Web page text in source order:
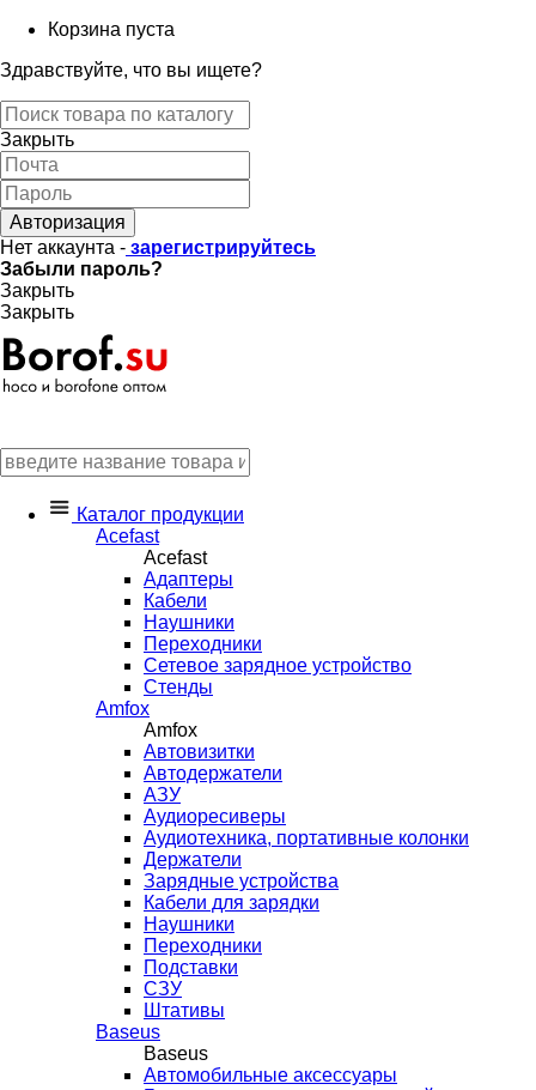
Корзина пуста
Здравствуйте, что вы ищете?
Закрыть
Авторизация
Нет аккаунта - зарегистрируйтесь
Забыли пароль?
Закрыть
Закрыть
Каталог продукции
Acefast
Acefast
Адаптеры
Кабели
Наушники
Переходники
Сетевое зарядное устройство
Стенды
Amfox
Amfox
Автовизитки
Автодержатели
АЗУ
Аудиоресиверы
Аудиотехника, портативные колонки
Держатели
Зарядные устройства
Кабели для зарядки
Наушники
Переходники
Подставки
СЗУ
Штативы
Baseus
Baseus
Автомобильные аксессуары